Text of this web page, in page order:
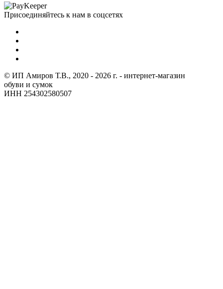
Присоединяйтесь к нам в соцсетях
© ИП Амиров Т.В., 2020 - 2026 г. - интернет-магазин
обуви и сумок
ИНН 254302580507